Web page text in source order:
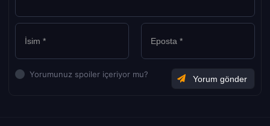
Yorumunuz spoiler içeriyor mu?